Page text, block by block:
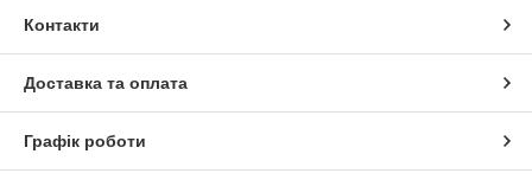
Контакти
Доставка та оплата
Графік роботи